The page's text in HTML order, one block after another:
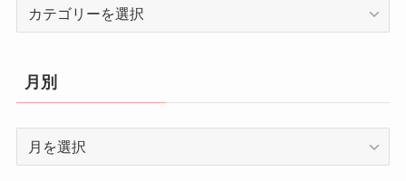
リ
ー
月別